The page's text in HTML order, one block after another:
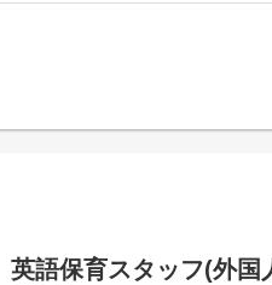
英語保育スタッフ(外国